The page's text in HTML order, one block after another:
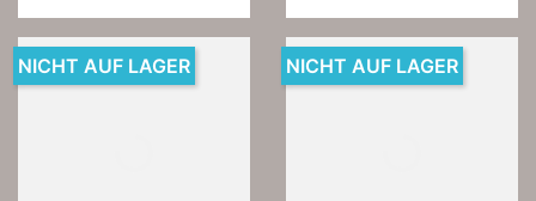
NICHT AUF LAGER NICHT AUF LAGER